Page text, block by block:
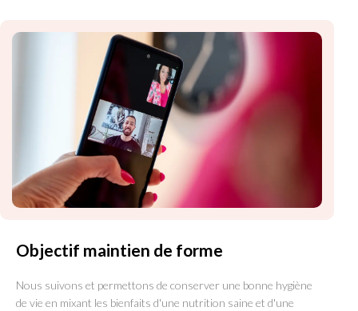
Objectif maintien de forme
Nous suivons et permettons de conserver une bonne hygiène
de vie en mixant les bienfaits d'une nutrition saine et d'une